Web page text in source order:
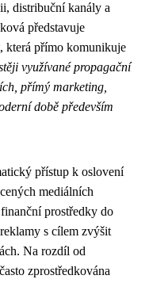
distribuční kanály a
představuje
která přímo komunikuje
využívané propagační
přímý marketing,
době především
přístup k oslovení
mediálních
prostředky do
s cílem zvýšit
Na rozdíl od
zprostředkována